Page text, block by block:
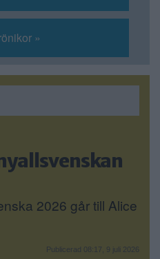
»
2026 går till Alice
Publicerad 08:17, 9 juli 2026